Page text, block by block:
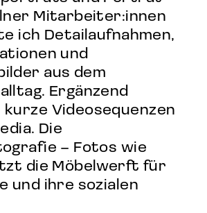
Mitarbeiter:innen
ich Detailaufnahmen,
und
aus dem
Ergänzend
Videosequenzen
Die
– Fotos wie
die Möbelwerft für
und ihre sozialen